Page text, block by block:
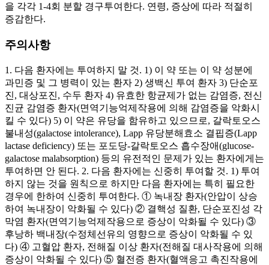
을 각각 1-4회 분할 경구투여한다. 연령, 증상에 따라 적절히
증감한다.
주의사항
1. 다음 환자에는 투여하지 말 것. 1) 이 약 또는 이 약 성분에
과민증 및 그 병력이 있는 환자 2) 생백신 투여 환자 3) 단순포
진, 대상포진, 수두 환자 4) 유효한 항균제가 없는 감염증, 전신
진균 감염증 환자(면역기능억제작용에 의해 감염증을 악화시
킬 수 있다) 5) 이 약은 유당을 함유하고 있으므로, 갈락토오스
불내성(galactose intolerance), Lapp 유당분해효소 결핍증(Lapp
lactase deficiency) 또는 포도당-갈락토오스 흡수장애(glucose-
galactose malabsorption) 등의 유전적인 문제가 있는 환자에게는
투여하면 안 된다. 2. 다음 환자에는 신중히 투여할 것. 1) 투여
하지 않는 것을 원칙으로 하지만 다음 환자에는 특히 필요한
경우에 한하여 신중히 투여한다. ① 녹내장 환자(안압이 상승
하여 녹내장이 악화될 수 있다) ② 결핵성 질환, 단순포진성 각
막염 환자(면역기능억제작용으로 증상이 악화될 수 있다) ③
후낭하 백내장(수정체선유의 영향으로 증상이 악화될 수 있
다) ④ 고혈압 환자, 전해질 이상 환자(전해질 대사작용에 의해
증상이 악화될 수 있다) ⑤ 혈전증 환자(혈액응고 촉진작용에